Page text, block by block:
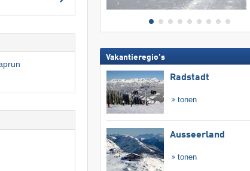
Vakantieregio's
Radstadt
tonen
Ausseerland
tonen